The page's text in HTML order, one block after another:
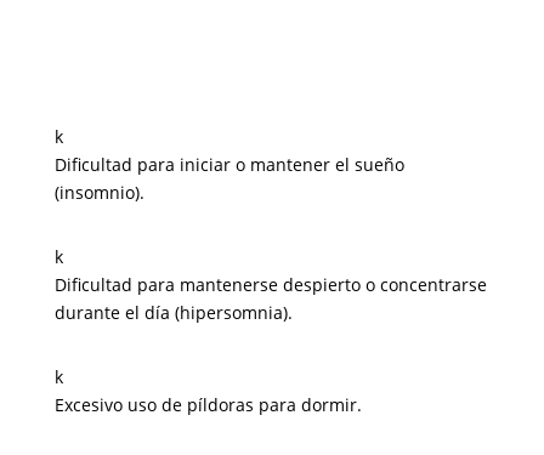
k
Dificultad para iniciar o mantener el sueño
(insomnio).
k
Dificultad para mantenerse despierto o concentrarse
durante el día (hipersomnia).
k
Excesivo uso de píldoras para dormir.